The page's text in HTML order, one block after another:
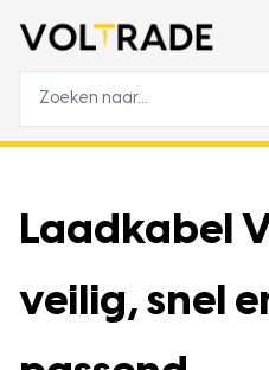
Laadkabel
veilig, snel